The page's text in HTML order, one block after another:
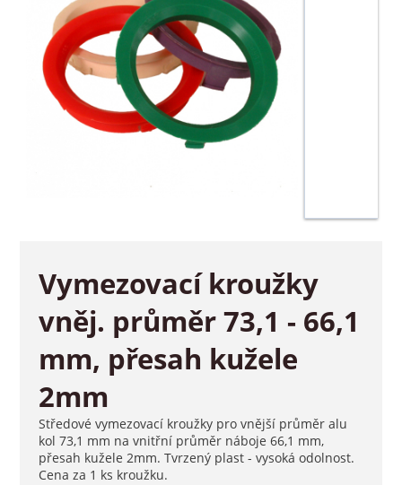
Vymezovací kroužky
vněj. průměr 73,1 - 66,1
mm, přesah kužele
2mm
Středové vymezovací kroužky pro vnější průměr alu
kol 73,1 mm na vnitřní průměr náboje 66,1 mm,
přesah kužele 2mm. Tvrzený plast - vysoká odolnost.
Cena za 1 ks kroužku.